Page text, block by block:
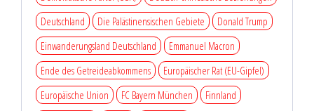
Deutschland
Die Palästinensischen Gebiete
Donald Trump
Einwanderungsland Deutschland
Emmanuel Macron
Ende des Getreideabkommens
Europäischer Rat (EU-Gipfel)
Europäische Union
FC Bayern München
Finnland